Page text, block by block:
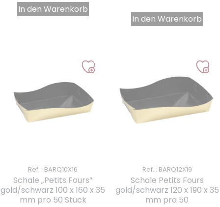
In den Warenkorb
In den Warenkorb
Ref. : BARQ10X16
Schale „Petits Fours“
gold/schwarz 100 x 160 x 35
mm pro 50 Stück
Ref. : BARQ12X19
Schale Petits Fours
gold/schwarz 120 x 190 x 35
mm pro 50